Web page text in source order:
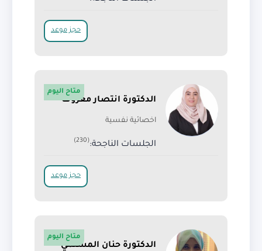
حجز موعد
الدكتورة انتصار معروف
اخصائية نفسية
الجلسات الناجحة:(230)
متاح اليوم
حجز موعد
الدكتورة حنان المسلمي
متاح اليوم